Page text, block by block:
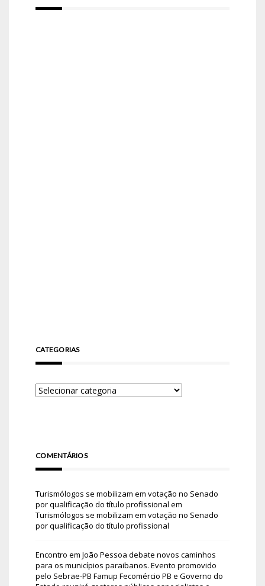
CATEGORIAS
COMENTÁRIOS
Turismólogos se mobilizam em votação no Senado
por qualificação do título profissional em
Turismólogos se mobilizam em votação no Senado
por qualificação do título profissional
Encontro em João Pessoa debate novos caminhos
para os municípios paraibanos. Evento promovido
pelo Sebrae-PB Famup Fecomércio PB e Governo do